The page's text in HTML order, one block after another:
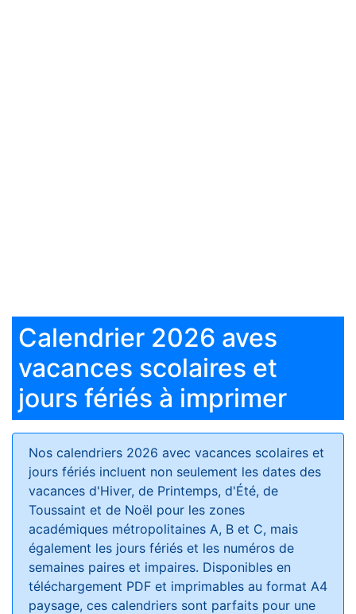
Calendrier 2026 aves
vacances scolaires et
jours fériés à imprimer
Nos calendriers 2026 avec vacances scolaires et
jours fériés incluent non seulement les dates des
vacances d'Hiver, de Printemps, d'Été, de
Toussaint et de Noël pour les zones
académiques métropolitaines A, B et C, mais
également les jours fériés et les numéros de
semaines paires et impaires. Disponibles en
téléchargement PDF et imprimables au format A4
paysage, ces calendriers sont parfaits pour une